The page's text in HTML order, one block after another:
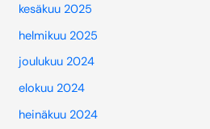
kesäkuu 2025
helmikuu 2025
joulukuu 2024
elokuu 2024
heinäkuu 2024